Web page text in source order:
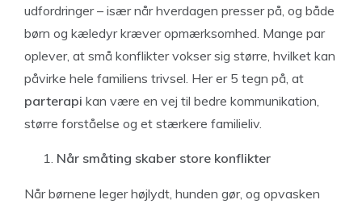
udfordringer – især når hverdagen presser på, og både
børn og kæledyr kræver opmærksomhed. Mange par
oplever, at små konflikter vokser sig større, hvilket kan
påvirke hele familiens trivsel. Her er 5 tegn på, at
parterapi kan være en vej til bedre kommunikation,
større forståelse og et stærkere familieliv.
Når småting skaber store konflikter
Når børnene leger højlydt, hunden gør, og opvasken